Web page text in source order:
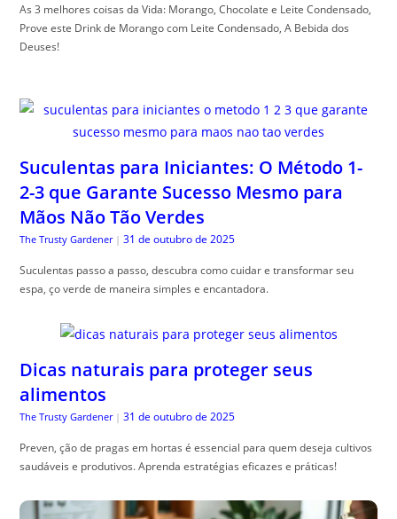
As 3 melhores coisas da Vida: Morango, Chocolate e Leite Condensado,
Prove este Drink de Morango com Leite Condensado, A Bebida dos
Deuses!
Suculentas para Iniciantes: O Método 1-
2-3 que Garante Sucesso Mesmo para
Mãos Não Tão Verdes
The Trusty Gardener | 31 de outubro de 2025
Suculentas passo a passo, descubra como cuidar e transformar seu
espa, ço verde de maneira simples e encantadora.
Dicas naturais para proteger seus
alimentos
The Trusty Gardener | 31 de outubro de 2025
Preven, ção de pragas em hortas é essencial para quem deseja cultivos
saudáveis e produtivos. Aprenda estratégias eficazes e práticas!